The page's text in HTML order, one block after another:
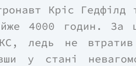
Кріс Гедфілд
4000 годин. За
ледь не
у стані